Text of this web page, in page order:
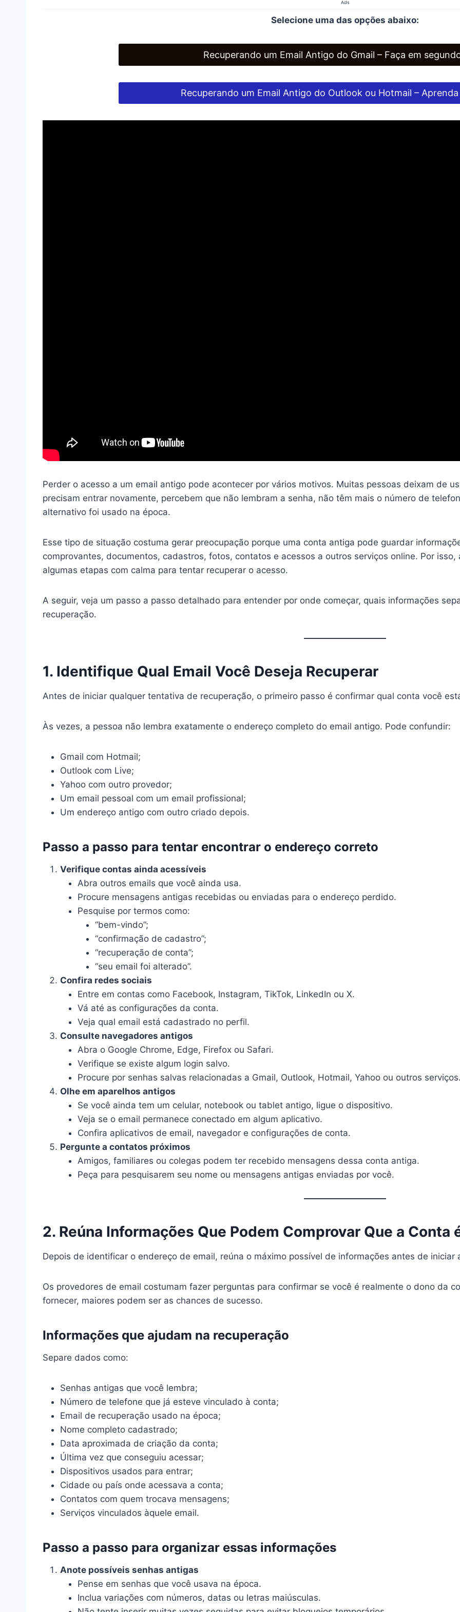
Ads
Selecione uma das opções abaixo:
Recuperando um Email Antigo do Gmail – Faça em
Recuperando um Email Antigo do Outlook ou Hotmail –
Perder o acesso a um email antigo pode acontecer por vários motivos. Muitas pessoas deixam de
precisam entrar novamente, percebem que não lembram a senha, não têm mais o número de
alternativo foi usado na época.
Esse tipo de situação costuma gerar preocupação porque uma conta antiga pode guardar
comprovantes, documentos, cadastros, fotos, contatos e acessos a outros serviços online. Por
algumas etapas com calma para tentar recuperar o acesso.
A seguir, veja um passo a passo detalhado para entender por onde começar, quais informações
recuperação.
1. Identifique Qual Email Você Deseja Recuperar
Antes de iniciar qualquer tentativa de recuperação, o primeiro passo é confirmar qual conta você
Às vezes, a pessoa não lembra exatamente o endereço completo do email antigo. Pode confundir:
Gmail com Hotmail;
Outlook com Live;
Yahoo com outro provedor;
Um email pessoal com um email profissional;
Um endereço antigo com outro criado depois.
Passo a passo para tentar encontrar o endereço correto
Verifique contas ainda acessíveis
Abra outros emails que você ainda usa.
Procure mensagens antigas recebidas ou enviadas para o endereço perdido.
Pesquise por termos como:
“bem-vindo”;
“confirmação de cadastro”;
“recuperação de conta”;
“seu email foi alterado”.
Confira redes sociais
Entre em contas como Facebook, Instagram, TikTok, LinkedIn ou X.
Vá até as configurações da conta.
Veja qual email está cadastrado no perfil.
Consulte navegadores antigos
Abra o Google Chrome, Edge, Firefox ou Safari.
Verifique se existe algum login salvo.
Procure por senhas salvas relacionadas a Gmail, Outlook, Hotmail, Yahoo ou outros
Olhe em aparelhos antigos
Se você ainda tem um celular, notebook ou tablet antigo, ligue o dispositivo.
Veja se o email permanece conectado em algum aplicativo.
Confira aplicativos de email, navegador e configurações de conta.
Pergunte a contatos próximos
Amigos, familiares ou colegas podem ter recebido mensagens dessa conta antiga.
Peça para pesquisarem seu nome ou mensagens antigas enviadas por você.
2. Reúna Informações Que Podem Comprovar Que a Conta
Depois de identificar o endereço de email, reúna o máximo possível de informações antes de iniciar
Os provedores de email costumam fazer perguntas para confirmar se você é realmente o dono da
fornecer, maiores podem ser as chances de sucesso.
Informações que ajudam na recuperação
Separe dados como:
Senhas antigas que você lembra;
Número de telefone que já esteve vinculado à conta;
Email de recuperação usado na época;
Nome completo cadastrado;
Data aproximada de criação da conta;
Última vez que conseguiu acessar;
Dispositivos usados para entrar;
Cidade ou país onde acessava a conta;
Contatos com quem trocava mensagens;
Serviços vinculados àquele email.
Passo a passo para organizar essas informações
Anote possíveis senhas antigas
Pense em senhas que você usava na época.
Inclua variações com números, datas ou letras maiúsculas.